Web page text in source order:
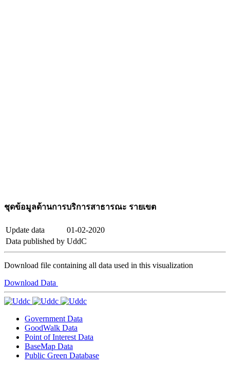
ชุดข้อมูลด้านการบริการสาธารณะ รายเขต
Update data
01-02-2020
Data published by UddC
Download file containing all data used in this visualization
Download Data
Government Data
GoodWalk Data
Point of Interest Data
BaseMap Data
Public Green Database